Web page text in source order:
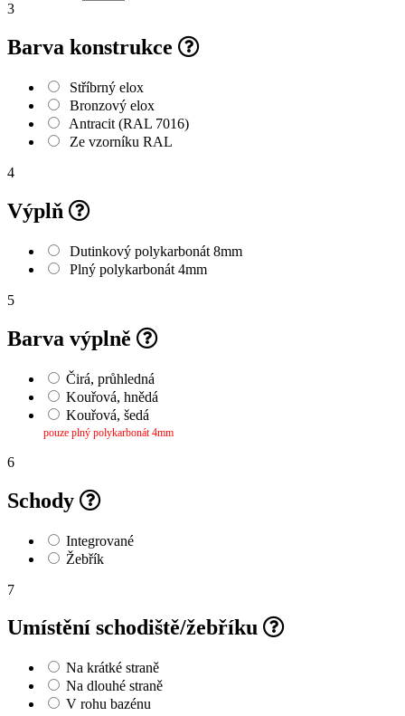
3
Barva konstrukce
Stříbrný elox
Bronzový elox
Antracit (RAL 7016)
Ze vzorníku RAL
4
Výplň
Dutinkový polykarbonát 8mm
Plný polykarbonát 4mm
5
Barva výplně
Čirá, průhledná
Kouřová, hnědá
Kouřová, šedá
pouze plný polykarbonát 4mm
6
Schody
Integrované
Žebřík
7
Umístění schodiště/žebříku
Na krátké straně
Na dlouhé straně
V rohu bazénu